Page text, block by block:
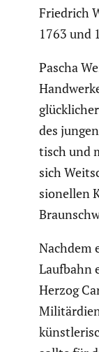
Friedrich
1763 und
Pascha
des
tisch und
sich
sio­nellen
Nachdem
Laufbahn
Herzog